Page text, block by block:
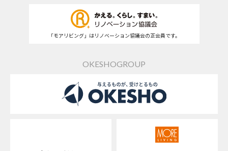
「モアリビング」はリノベーション協議会の正会員です。
OKESHOGROUP